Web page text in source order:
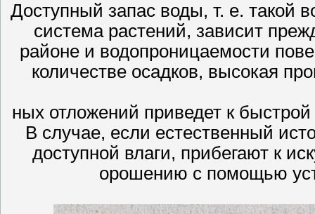
Доступный запас воды, т. е. такой
система растений, зависит
районе и водопроницаемости
количестве осадков, высокая
ных отложений приведет к
В случае, если естественный
доступной влаги, прибегают к
орошению с помощью